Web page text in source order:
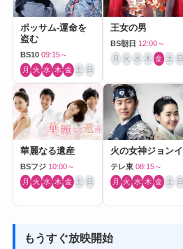
ポッサム-運命を
盗む
BS10 09:15～
月 火 水 木 金 土 日
王女の男
BS朝日 12:00～
月 火 水 木 金 土 日
華麗なる遺産
BSフジ 10:00～
月 火 水 木 金 土 日
火の女神ジョンイ
テレ東 08:15～
月 火 水 木 金 土 日
もうすぐ放映開始